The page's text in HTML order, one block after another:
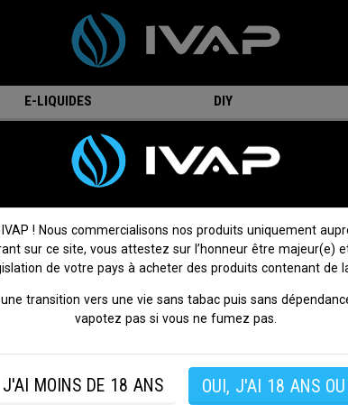
E-LIQUIDES DIY
Tube Pyrex PockeX - Aspire
Tube Pyrex PockeX - Aspire
2 avis Donnez votre avis
Réservoir de remplacement en pyrex et coque en métal
! Nous commercialisons nos produits uniquement
sur ce site, vous attestez sur l’honneur être majeur(e)
de votre pays à acheter des produits contenant de
transition vers une vie sans tabac puis sans
vapotez pas si vous ne fumez pas.
J'AI MOINS DE 18 ANS OUI, J'AI 18 ANS OU